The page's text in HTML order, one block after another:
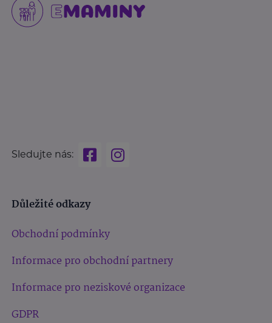
Sledujte nás:
Důležité odkazy
Obchodní podmínky
Informace pro obchodní partnery
Informace pro neziskové organizace
GDPR